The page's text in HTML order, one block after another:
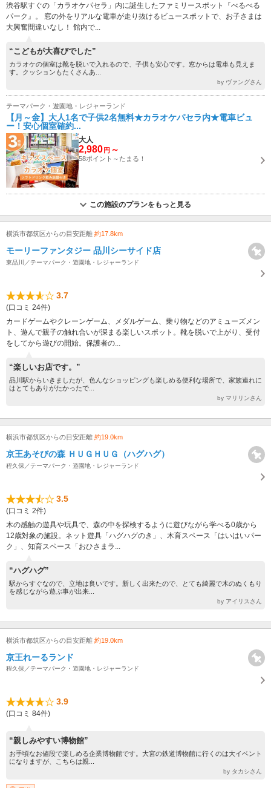
渋谷駅すぐの「カラオケパセラ」内に誕生したファミリースポット『べるべる
パーク』。 窓の外をリアルな電車が走り抜けるビュースポットで、お子さまは
大興奮間違いなし！ 館内で...
“こどもが大喜びでした”
カラオケの個室は靴を脱いで入れるので、子供も安心です。窓からは電車も見えま
す。クッションもたくさんあ...
by ヴァングさん
テーマパーク・遊園地・レジャーランド
【月～金】大人1名で子供2名無料★カラオケパセラ内★電車ビュ
ー！安心個室確約...
大人
2,980 円 ～
58ポイント～たまる！
この施設のプランをもっと見る
横浜市都筑区からの目安距離 約17.8km
モーリーファンタジー 品川シーサイド店
東品川／テーマパーク・遊園地・レジャーランド
3.7
(口コミ 24件)
カードゲームやクレーンゲーム、メダルゲーム、乗り物などのアミューズメン
ト、遊んで親子の触れ合いが深まる楽しいスポット。靴を脱いで上がり、受付
をしてから遊びの開始。保護者の...
“楽しいお店です。”
品川駅からいきましたが、色んなショッピングも楽しめる便利な場所で、家族連れに
はとてもありがたかったで...
by マリリンさん
横浜市都筑区からの目安距離 約19.0km
京王あそびの森 ＨＵＧＨＵＧ（ハグハグ）
程久保／テーマパーク・遊園地・レジャーランド
3.5
(口コミ 2件)
木の感触の遊具や玩具で、森の中を探検するように遊びながら学べる0歳から
12歳対象の施設。ネット遊具「ハグハグのき」、木育スペース「はいはいパー
ク」、知育スペース「おひさまラ...
“ハグハグ”
駅からすぐなので、立地は良いです。新しく出来たので、とても綺麗で木のぬくもり
を感じながら遊ぶ事が出来...
by アイリスさん
横浜市都筑区からの目安距離 約19.0km
京王れーるランド
程久保／テーマパーク・遊園地・レジャーランド
3.9
(口コミ 84件)
“親しみやすい博物館”
お手頃なお値段で楽しめる企業博物館です。大宮の鉄道博物館に行くのは大イベント
になりますが、こちらは親...
by タカシさん